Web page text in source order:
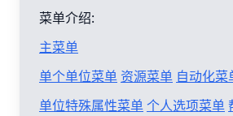
菜单介绍:
主菜单
单个单位菜单 资源菜单 自动化菜
单位特殊属性菜单个人选项菜单